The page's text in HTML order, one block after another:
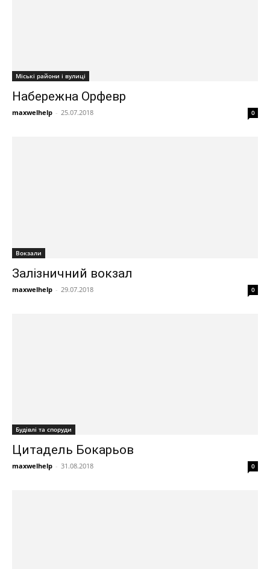
Міські райони і вулиці
Набережна Орфевр
maxwelhelp - 25.07.2018 0
Вокзали
Залізничний вокзал
maxwelhelp - 29.07.2018 0
Будівлі та споруди
Цитадель Бокарьов
maxwelhelp - 31.08.2018 0